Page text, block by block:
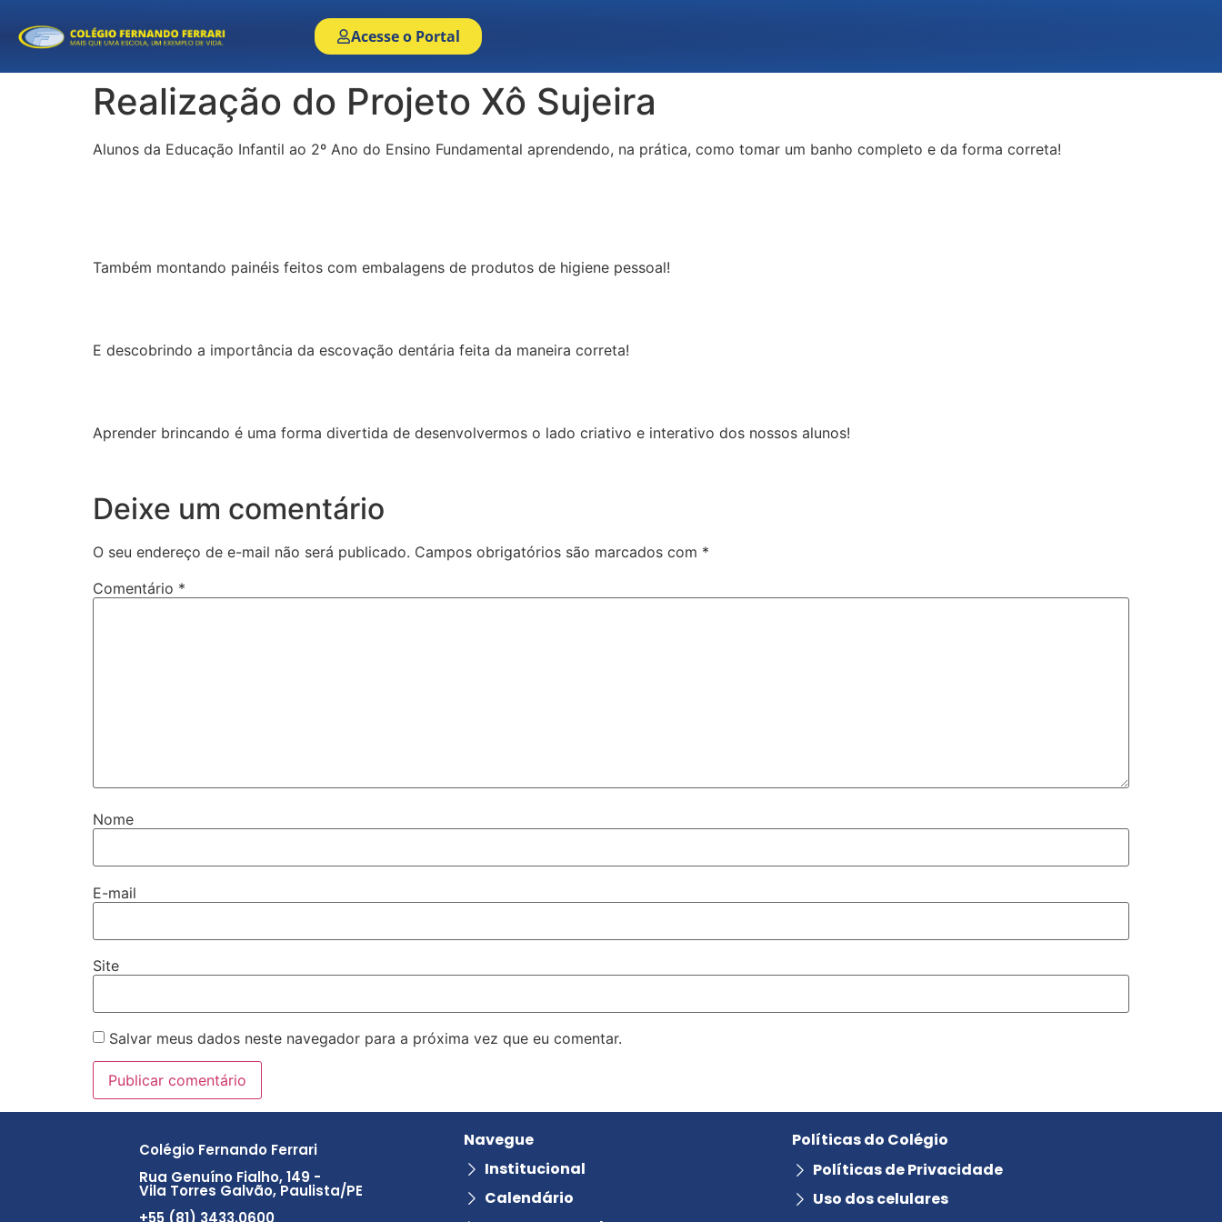
Acesse o Portal
Realização do Projeto Xô Sujeira
Alunos da Educação Infantil ao 2º Ano do Ensino Fundamental aprendendo, na prática, como tomar um banho completo e da forma correta!
Também montando painéis feitos com embalagens de produtos de higiene pessoal!
E descobrindo a importância da escovação dentária feita da maneira correta!
Aprender brincando é uma forma divertida de desenvolvermos o lado criativo e interativo dos nossos alunos!
Deixe um comentário
O seu endereço de e-mail não será publicado. Campos obrigatórios são marcados com *
Comentário *
Nome
E-mail
Site
Salvar meus dados neste navegador para a próxima vez que eu comentar.
Colégio Fernando Ferrari
Rua Genuíno Fialho, 149 -
Vila Torres Galvão, Paulista/PE
+55 (81) 3433.0600
Navegue
Institucional
Calendário
Políticas do Colégio
Políticas de Privacidade
Uso dos celulares